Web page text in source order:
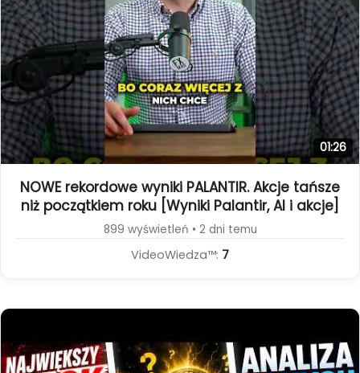
01:26
NOWE rekordowe wyniki PALANTIR. Akcje tańsze
niż początkiem roku [Wyniki Palantir, AI i akcje]
899 wyświetleń • 2 dni temu
VideoWiedza™: 7